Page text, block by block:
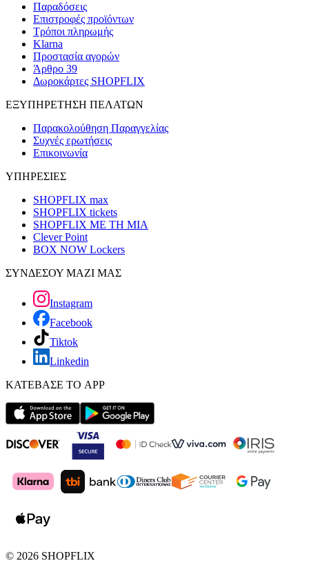
Παραδόσεις
Επιστροφές προϊόντων
Τρόποι πληρωμής
Klarna
Προστασία αγορών
Άρθρο 39
Δωροκάρτες SHOPFLIX
ΕΞΥΠΗΡΕΤΗΣΗ ΠΕΛΑΤΩΝ
Παρακολούθηση Παραγγελίας
Συχνές ερωτήσεις
Επικοινωνία
ΥΠΗΡΕΣΙΕΣ
SHOPFLIX max
SHOPFLIX tickets
SHOPFLIX ΜΕ ΤΗ ΜΙΑ
Clever Point
BOX NOW Lockers
ΣΥΝΔΕΣΟΥ ΜΑΖΙ ΜΑΣ
Instagram
Facebook
Tiktok
Linkedin
ΚΑΤΕΒΑΣΕ ΤΟ APP
© 2026 SHOPFLIX